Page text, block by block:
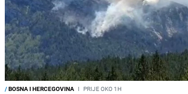
/BOSNA I HERCEGOVINA I PRIJE OKO 1H